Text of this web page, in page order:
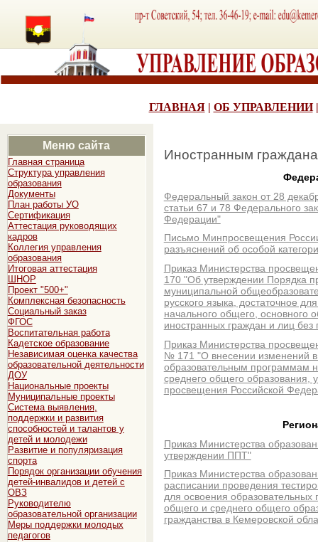
ГЛАВНАЯ | ОБ УПРАВЛЕНИИ
Меню сайта
Главная страница
Структура управления
образования
Документы
План работы УО
Сертификация
Аттестация руководящих
кадров
Коллегия управления
образования
Итоговая аттестация
ШНОР
Проект "500+"
Комплексная безопасность
Социальный заказ
ФГОС
Воспитательная работа
Кадетское образование
Независимая оценка качества
образовательной деятельности
ДОУ
Национальные проекты
Муниципальные проекты
Система выявления,
поддержки и развития
способностей и талантов у
детей и молодежи
Развитие и популяризация
спорта
Порядок организации обучения
детей-инвалидов и детей с
ОВЗ
Руководителю
образовательной организации
Меры поддержки молодых
педагогов
Иностранным
Федеральный закон от 28
статьи 67 и 78 Федерального
Федерации"
Письмо Минпросвещения
разъяснений об особой
Приказ Министерства
170 "Об утверждении Порядка
муниципальной
русского языка, достаточное
начального общего, основного
иностранных граждан и лиц без
Приказ Министерства
№ 171 "О внесении изменений
образовательным программам
среднего общего образования,
просвещения Российской
Приказ Министерства
утверждении ППТ"
Приказ Министерства
расписании проведения
для освоения образовательных
общего и среднего общего
гражданства в Кемеровской